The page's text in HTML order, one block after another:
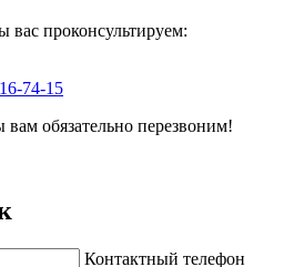
проконсультируем:
74-15
обязательно перезвоним!
Контактный телефон